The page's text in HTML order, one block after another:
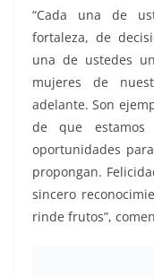
“Cada una de
fortaleza, de
una de ustedes
mujeres de
adelante. Son
de que estamos
oportunidades
propongan.
sincero
rinde frutos”,